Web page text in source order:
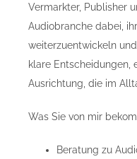
Vermarkter, Publisher
Audiobranche dabei,
weiterzuentwickeln
klare Entscheidungen,
Ausrichtung, die im
Was Sie von mir
Beratung zu